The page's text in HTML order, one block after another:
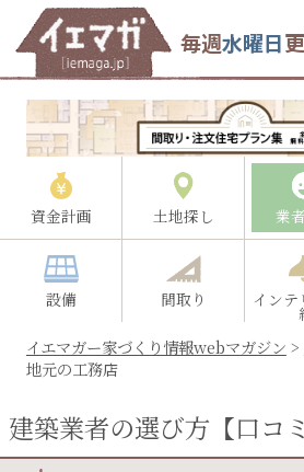
毎週水曜日
資金計画 土地探し 業
設備 間取り インテ
イエマガー家づくり情報webマガジン >
地元の工務店
建築業者の選び方【口コミ